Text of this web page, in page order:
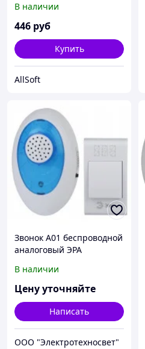
УХЛ4.2, 220В, 8А, IP20,
88*70*37мм белый/п
В наличии
446 руб
Купить
AllSoft
Звонок A01 беспроводной
аналоговый ЭРА
В наличии
Цену уточняйте
Написать
ООО "Электротехносвет"